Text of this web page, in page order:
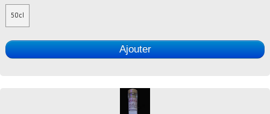
50cl
Ajouter